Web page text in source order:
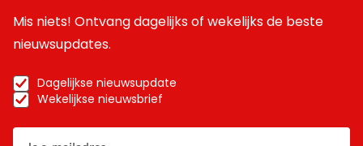
Mis niets! Ontvang dagelijks of wekelijks de beste
nieuwsupdates.
Dagelijkse nieuwsupdate
Wekelijkse nieuwsbrief